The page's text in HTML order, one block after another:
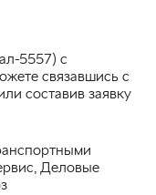
5557) с
связавшись с
составив заявку
Деловые